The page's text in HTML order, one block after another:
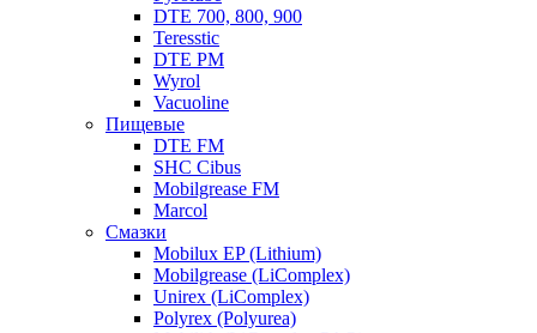
DTE 700, 800, 900
Teresstic
DTE PM
Wyrol
Vacuoline
Пищевые
DTE FM
SHC Cibus
Mobilgrease FM
Marcol
Смазки
Mobilux EP (Lithium)
Mobilgrease (LiComplex)
Unirex (LiComplex)
Polyrex (Polyurea)